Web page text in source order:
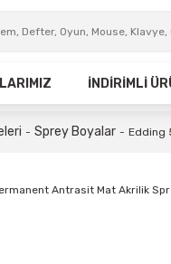
İNDİRİMLİ
Sprey Boyalar Edding